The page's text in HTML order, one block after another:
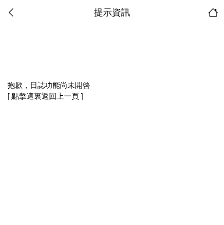
提示資訊
抱歉，日誌功能尚未開啓
[ 點擊這裏返回上一頁 ]